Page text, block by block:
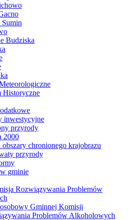
Budziska
Historyczne
inwestycyjne
przyrody
2000
obszary chronionego krajobrazu
przyrody
gminie
Rozwiązywania Problemów
osobowy Gminnej Komisji
Problemów Alkoholowych